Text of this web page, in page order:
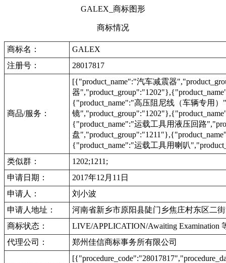
GALEX_商标图形
商标情况
商标名：
GALEX
注册号：
28017817
商品/服务：
[{"product_name":"汽车减震器
器
{"product_name":"高压阻尼线（车辆专用
镜
{"product_name":"运载工具用液压回路
盘
{"product_name":"运载工具用喇叭
类似群：
1202;1211;
申请日期：
2017年12月11日
申请人：
刘小波
申请人地址：
河南省新乡市原阳县陡门乡焦庄村东区二
商标状态：
LIVE/APPLICATION/Awaiting Examination
代理公司：
郑州佳信商标事务所有限公司